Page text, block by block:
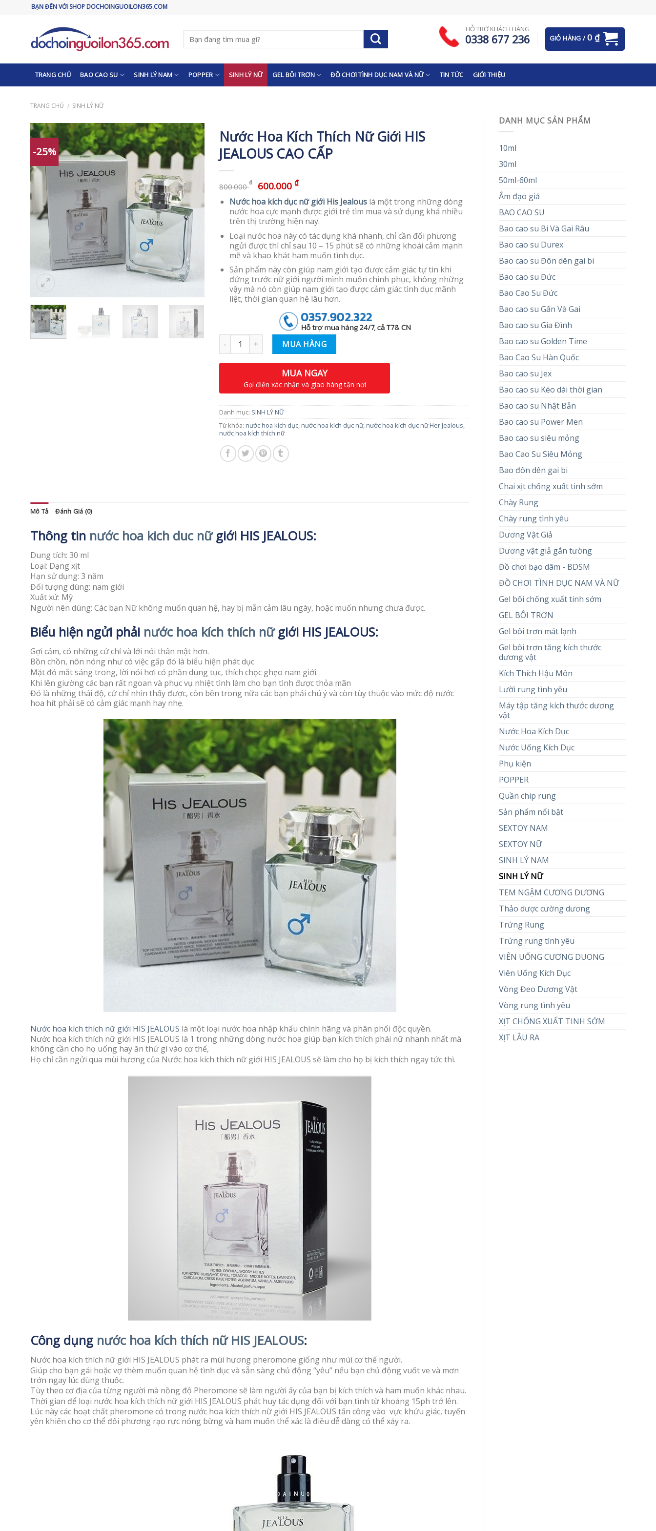
VỚI SHOP DOCHOINGUOILON365.COM
Tìm
kiếm:
HỖ TRỢ KHÁCH HÀNG
0338 677 236 GIỎ HÀNG / 0 ₫
TRANG CHỦ BAO CAO SU SINH LÝ NAM POPPER SINH LÝ NỮ GEL BÔI TRƠN ĐỒ CHƠI TÌNH DỤC NAM VÀ NỮ TIN TỨC GIỚI THIỆU
TRANG CHỦ / SINH LÝ NỮ
DANH MỤC SẢN PHẨM
10ml
30ml
50ml-60ml
Âm đạo giả
BAO CAO SU
Bao cao su Bi Và Gai Râu
Bao cao su Durex
Bao cao su Đôn dên gai bi
Bao cao su Đức
Bao Cao Su Đức
Bao cao su Gân Và Gai
Bao cao su Gia Đình
Bao cao su Golden Time
Bao Cao Su Hàn Quốc
Bao cao su Jex
Bao cao su Kéo dài thời gian
Bao cao su Nhật Bản
Bao cao su Power Men
Bao cao su siêu mỏng
Bao Cao Su Siêu Mỏng
Bao đôn dên gai bi
Chai xịt chống xuất tinh sớm
Chày Rung
Chày rung tình yêu
Dương Vật Giả
Dương vật giả gắn tường
Đồ chơi bạo dâm - BDSM
ĐỒ CHƠI TÌNH DỤC NAM VÀ NỮ
Gel bôi chống xuất tinh sớm
GEL BÔI TRƠN
Gel bôi trơn mát lạnh
Gel bôi trơn tăng kích thước
dương vật
Kích Thích Hậu Môn
Lưỡi rung tình yêu
Máy tập tăng kích thước dương
vật
Nước Hoa Kích Dục
Nước Uống Kích Dục
Phụ kiện
POPPER
Quần chip rung
Sản phẩm nổi bật
SEXTOY NAM
SEXTOY NỮ
SINH LÝ NAM
SINH LÝ NỮ
TEM NGẬM CƯƠNG DƯƠNG
Thảo dược cường dương
Trứng Rung
Trứng rung tình yêu
VIÊN UỐNG CƯƠNG DUONG
Viên Uống Kích Dục
Vòng Đeo Dương Vật
Vòng rung tình yêu
XỊT CHỐNG XUẤT TINH SỚM
XỊT LÂU RA
-25%
Nước Hoa Kích Thích Nữ Giới HIS
JEALOUS CAO CẤP
800.000₫ 600.000 ₫
Nước hoa kích dục nữ giới His Jealouslà một trong những dòng
nước hoa cực mạnh được giới trẻ tìm mua và sử dụng khá nhiều
trên thị trường hiện nay.
Loại nước hoa này có tác dụng khá nhanh, chỉ cần đối phương
ngửi được thì chỉ sau 10 – 15 phút sẽ có những khoái cảm mạnh
mẽ và khao khát ham muốn tình dục.
Sản phẩm này còn giúp nam giới tạo được cảm giác tự tin khi
đứng trước nữ giới người mình muốn chinh phục, không những
vậy mà nó còn giúp nam giới tạo được cảm giác tình dục mãnh
liệt, thời gian quan hệ lâu hơn.
Số lượng
MUA HÀNG
MUA NGAY
Gọi điện xác nhận và giao hàng tận nơi
Danh mục: SINH LÝ NỮ
Từ khóa: nước hoa kích dục, nước hoa kích dục nữ, nước hoa kích dục nữ Her Jealous,
nước hoa kích thích nữ
Mô Tả Đánh Giá (0)
Thông tin nước hoa kich duc nữgiới HIS JEALOUS:
Dung tích: 30 ml
Loại: Dạng xịt
Hạn sử dụng: 3 năm
Đối tượng dùng: nam giới
Xuất xứ: Mỹ
Người nên dùng: Các bạn Nữ không muốn quan hệ, hay bị mẫn cảm lâu ngày, hoặc muốn nhưng chưa được.
Biểu hiện ngửi phải nước hoa kích thích nữgiới HIS JEALOUS:
Gợi cảm, có những cử chỉ và lới nói thân mật hơn.
Bồn chồn, nôn nóng như có việc gấp đó là biểu hiện phát dục
Mặt đỏ mắt sáng trong, lời nói hơi có phần dung tục, thích chọc ghẹo nam giới.
Khi lên giường các bạn rất ngoan và phục vụ nhiệt tình làm cho bạn tình được thỏa mãn
Đó là những thái độ, cử chỉ nhìn thấy được, còn bên trong nữa các bạn phải chú ý và còn tùy thuộc vào mức độ nước
hoa hít phải sẽ có cảm giác mạnh hay nhẹ.
Nước hoa kích thích nữ giới HIS JEALOUS là một loại nước hoa nhập khẩu chính hãng và phân phối độc quyền.
Nước hoa kích thích nữ giới HIS JEALOUS là 1 trong những dòng nước hoa giúp bạn kích thích phái nữ nhanh nhất mà
không cần cho họ uống hay ăn thứ gì vào cơ thể,
Họ chỉ cần ngửi qua mùi hương của Nước hoa kích thích nữ giới HIS JEALOUS sẽ làm cho họ bị kích thích ngay tức thì.
Công dụng nước hoa kích thích nữ HIS JEALOUS:
Nước hoa kích thích nữ giới HIS JEALOUS phát ra mùi hương pheromone giống như mùi cơ thể người.
Giúp cho bạn gái hoặc vợ thèm muốn quan hệ tình dục và sẵn sàng chủ động “yêu” nếu bạn chủ động vuốt ve và mơn
trớn ngay lúc dùng thuốc.
Tùy theo cơ địa của từng người mà nồng độ Pheromone sẽ làm người ấy của bạn bị kích thích và ham muốn khác nhau.
Thời gian để loại nước hoa kích thích nữ giới HIS JEALOUS phát huy tác dụng đối với bạn tình từ khoảng 15ph trở lên.
Lúc này các hoạt chất pheromone có trong nước hoa kích thích nữ giới HIS JEALOUS tấn công vào vực khứu giác, tuyến
yên khiến cho cơ thể đối phương rạo rực nóng bừng và ham muốn thể xác là điều dễ dàng có thể xảy ra.